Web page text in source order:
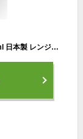
お弁当箱 保冷剤付き ジェルクール スクエアM 400ml 日本製 レンジ対応 食洗器対応 弁当箱 保冷蓋 保冷剤一体型 保冷ランチボックス GEL-COOL Square M かわいい 大人 女子 男子 おしゃれ 子供 パステル 保温 保冷 ブルー 白 ネイビー